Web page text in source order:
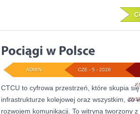
CZE - 5 - 2026
ADMIN
CTCU to cyfrowa przestrzeń, które skupia
infrastrukturze kolejowej oraz wszystkim, co
rozwojem komunikacji. To witryna tworzony z